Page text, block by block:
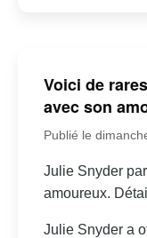
Voici de
avec son
Publié le
Julie Snyder
amoureux.
Julie Snyder a